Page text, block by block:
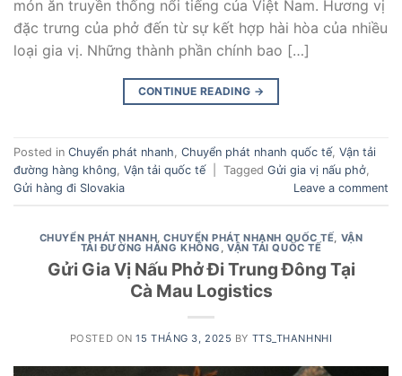
món ăn truyền thống nổi tiếng của Việt Nam. Hương vị
đặc trưng của phở đến từ sự kết hợp hài hòa của nhiều
loại gia vị. Những thành phần chính bao […]
CONTINUE READING →
Posted in Chuyển phát nhanh, Chuyển phát nhanh quốc tế, Vận tải
đường hàng không, Vận tải quốc tế Tagged Gửi gia vị nấu phở,
Gửi hàng đi Slovakia
Leave a comment
CHUYỂN PHÁT NHANH,CHUYỂN PHÁT NHANH QUỐC TẾ, VẬN
TẢI ĐƯỜNG HÀNG KHÔNG , VẬN TẢI QUỐC TẾ
Gửi Gia Vị Nấu Phở Đi Trung Đông Tại
Cà Mau Logistics
POSTED ON15 THÁNG 3, 2025 BY TTS_THANHNHI